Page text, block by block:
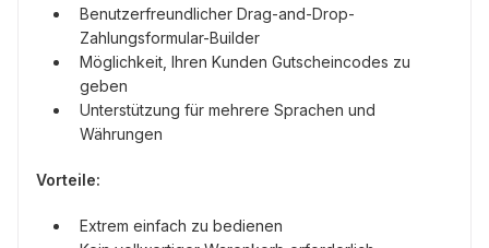
Benutzerfreundlicher Drag-and-Drop-
Zahlungsformular-Builder
Möglichkeit, Ihren Kunden Gutscheincodes zu
geben
Unterstützung für mehrere Sprachen und
Währungen
Vorteile:
Extrem einfach zu bedienen